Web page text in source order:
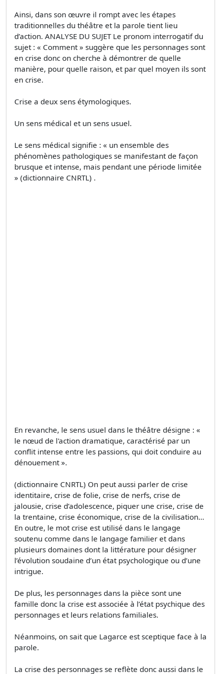
Ainsi, dans son œuvre il rompt avec les étapes
traditionnelles du théâtre et la parole tient lieu
d’action. ANALYSE DU SUJET Le pronom interrogatif du
sujet : « Comment » suggère que les personnages sont
en crise donc on cherche à démontrer de quelle
manière, pour quelle raison, et par quel moyen ils sont
en crise.
Crise a deux sens étymologiques.
Un sens médical et un sens usuel.
Le sens médical signifie : « un ensemble des
phénomènes pathologiques se manifestant de façon
brusque et intense, mais pendant une période limitée
» (dictionnaire CNRTL) .
En revanche, le sens usuel dans le théâtre désigne : «
le nœud de l'action dramatique, caractérisé par un
conflit intense entre les passions, qui doit conduire au
dénouement ».
(dictionnaire CNRTL) On peut aussi parler de crise
identitaire, crise de folie, crise de nerfs, crise de
jalousie, crise d’adolescence, piquer une crise, crise de
la trentaine, crise économique, crise de la civilisation…
En outre, le mot crise est utilisé dans le langage
soutenu comme dans le langage familier et dans
plusieurs domaines dont la littérature pour désigner
l’évolution soudaine d’un état psychologique ou d’une
intrigue.
De plus, les personnages dans la pièce sont une
famille donc la crise est associée à l’état psychique des
personnages et leurs relations familiales.
Néanmoins, on sait que Lagarce est sceptique face à la
parole.
La crise des personnages se reflète donc aussi dans le